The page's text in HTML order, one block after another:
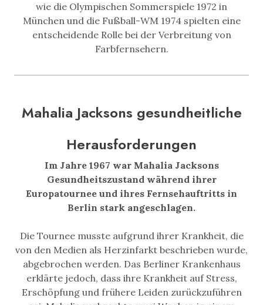
wie die Olympischen Sommerspiele 1972 in
München und die Fußball-WM 1974 spielten eine
entscheidende Rolle bei der Verbreitung von
Farbfernsehern.
Mahalia Jacksons gesundheitliche
Herausforderungen
Im Jahre 1967 war Mahalia Jacksons
Gesundheitszustand während ihrer
Europatournee und ihres Fernsehauftritts in
Berlin stark angeschlagen.
Die Tournee musste aufgrund ihrer Krankheit, die
von den Medien als Herzinfarkt beschrieben wurde,
abgebrochen werden. Das Berliner Krankenhaus
erklärte jedoch, dass ihre Krankheit auf Stress,
Erschöpfung und frühere Leiden zurückzuführen